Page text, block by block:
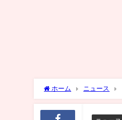
ホーム ニュース